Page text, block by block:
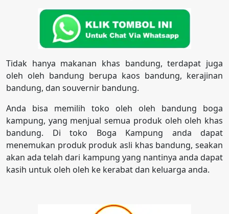
Tidak hanya makanan khas bandung, terdapat juga
oleh oleh bandung berupa kaos bandung, kerajinan
bandung, dan souvernir bandung.
Anda bisa memilih toko oleh oleh bandung boga
kampung, yang menjual semua produk oleh oleh khas
bandung. Di toko Boga Kampung anda dapat
menemukan produk produk asli khas bandung, seakan
akan ada telah dari kampung yang nantinya anda dapat
kasih untuk oleh oleh ke kerabat dan keluarga anda.